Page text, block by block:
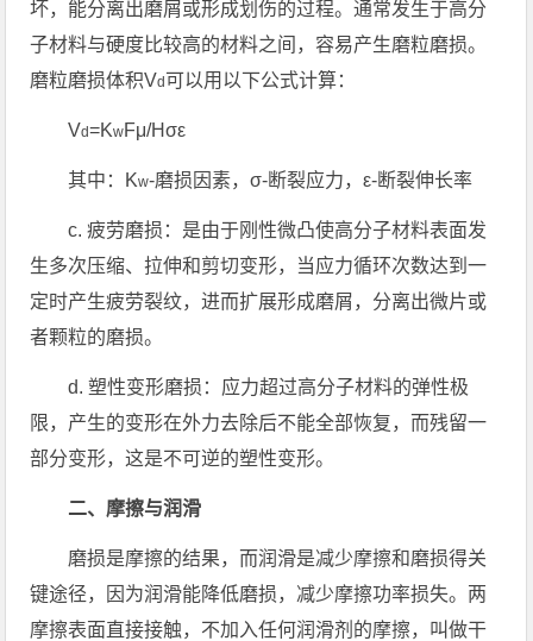
坏，能分离出磨屑或形成划伤的过程。通常发生于高分
子材料与硬度比较高的材料之间，容易产生磨粒磨损。
磨粒磨损体积Vd可以用以下公式计算：
Vd=KwFμ/Hσε
其中：Kw-磨损因素，σ-断裂应力，ε-断裂伸长率
c. 疲劳磨损：是由于刚性微凸使高分子材料表面发
生多次压缩、拉伸和剪切变形，当应力循环次数达到一
定时产生疲劳裂纹，进而扩展形成磨屑，分离出微片或
者颗粒的磨损。
d. 塑性变形磨损：应力超过高分子材料的弹性极
限，产生的变形在外力去除后不能全部恢复，而残留一
部分变形，这是不可逆的塑性变形。
二、摩擦与润滑
磨损是摩擦的结果，而润滑是减少摩擦和磨损得关
键途径，因为润滑能降低磨损，减少摩擦功率损失。两
摩擦表面直接接触，不加入任何润滑剂的摩擦，叫做干